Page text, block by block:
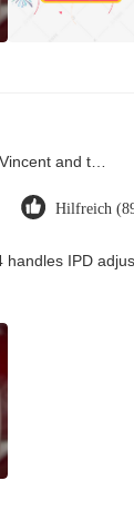
Hilfreich
handles IPD